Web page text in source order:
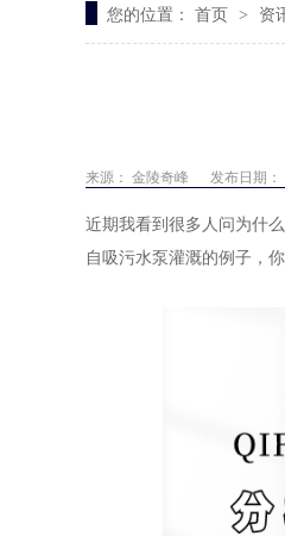
您的位置： 首页 > 资
来源： 金陵奇峰 发布日期
近期我看到很多人问为什
自吸污水泵灌溉的例子，